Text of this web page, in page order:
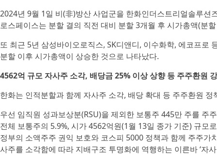
2024년 9월 1일 비(非)방산 사업군을 한화인더스트리얼솔루션
로스페이스는 분할 결의 직전 대비 분할 3개월 후 시가총액(분
또 최근 5년 삼성바이오로직스, SK디앤디, 이수화학, 에코프로
분할 이후 시가총액이 상승한 것으로 나타났다.
4562억 규모 자사주 소각, 배당금 25% 이상 상향 등 주주환원
한화는 인적분할과 함께 자사주 소각, 배당 확대 등 주주환원
우선 임직원 성과보상분(RSU)을 제외한 보통주 445만 주를 주
전체 보통주의 5.9%, 시가 4562억원(1월 13일 종가 기준) 규모
정부의 소액주주 권익 보호와 코스피 5000 정책과 함께 주주
사주를 소각함에 따라 지배구조 투명화에 역행하는 이른바 ‘자